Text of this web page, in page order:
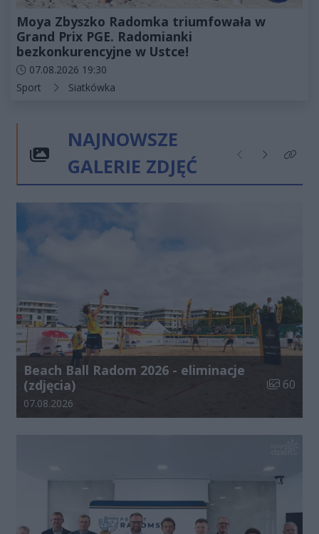
Moya Zbyszko Radomka triumfowała w
Grand Prix PGE. Radomianki
bezkonkurencyjne w Ustce!
Data dodania artykułu:
07.08.2026 19:30
Kategorie artykułu:
Sport Siatkówka
NAJNOWSZE
GALERIE ZDJĘĆ
Poprzednie
NastępneKliknij
Beach Ball Radom 2026 - eliminacje
(zdjęcia)
Liczba
60
Data dodania galerii:
07.08.2026